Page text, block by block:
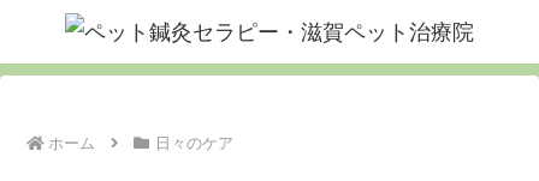
ホーム 日々のケア